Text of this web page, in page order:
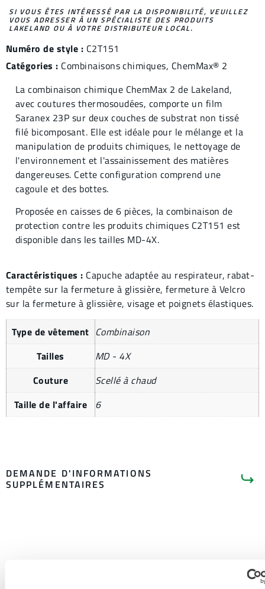
SI VOUS ÊTES INTÉRESSÉ PAR LA DISPONIBILITÉ, VEUILLEZ
VOUS ADRESSER À UN SPÉCIALISTE DES PRODUITS
LAKELAND OU À VOTRE DISTRIBUTEUR LOCAL.
Numéro de style : C2T151
Catégories : Combinaisons chimiques, ChemMax® 2
La combinaison chimique ChemMax 2 de Lakeland,
avec coutures thermosoudées, comporte un film
Saranex 23P sur deux couches de substrat non tissé
filé bicomposant. Elle est idéale pour le mélange et la
manipulation de produits chimiques, le nettoyage de
l'environnement et l'assainissement des matières
dangereuses. Cette configuration comprend une
cagoule et des bottes.
Proposée en caisses de 6 pièces, la combinaison de
protection contre les produits chimiques C2T151 est
disponible dans les tailles MD-4X.
Caractéristiques : Capuche adaptée au respirateur, rabat-
tempête sur la fermeture à glissière, fermeture à Velcro
sur la fermeture à glissière, visage et poignets élastiques.
Type de vêtement Combinaison
Tailles
MD - 4X
Couture
Scellé à chaud
Taille de l'affaire
6
DEMANDE D'INFORMATIONS
SUPPLÉMENTAIRES